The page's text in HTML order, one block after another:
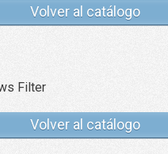
Volver al catálogo
Volver al catálogo